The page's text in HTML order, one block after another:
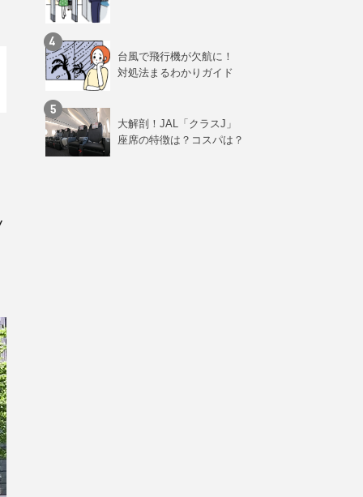
台風で飛行機が欠航に！
対処法まるわかりガイド
大解剖！JAL「クラスJ」
座席の特徴は？コスパは？